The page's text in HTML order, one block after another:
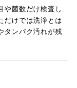
や菌数だけ検査し
だけでは洗浄とは
タンパク汚れが残